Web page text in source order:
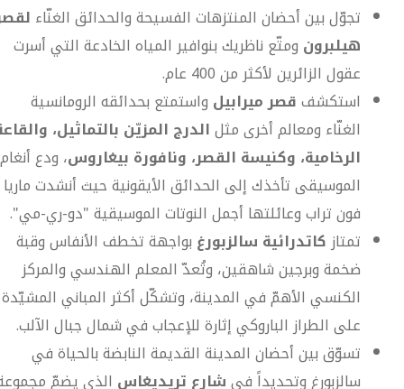
تجوّل بين أحضان المنتزهات الفسيحة والحدائق الغنّاء
هيلبرون ومتّع ناظريك بنوافير المياه الخادعة التي أسرت
عقول الزائرين لأكثر من 400 عام.
استكشفقصر ميرابيل واستمتع بحدائقه الرومانسية
الغنّاء ومعالم أخرى مثلالدرج المزيّن بالتماثيل،
الرخامية، وكنيسة القصر، ونافورة بيغاروس، ودع أنغام
الموسيقى تأخذك إلى الحدائق الأيقونية حيث أنشدت ماريا
فون تراب وعائلتها أجمل النوتات الموسيقية "دو-ري-مي".
تمتاز كاتدرائية سالزبورغ بواجهة تخطف الأنفاس وقبة
ضخمة وبرجين شاهقين، وتُعدّ المعلم الهندسي والمركز
الكنسي الأهمّ في المدينة، وتشكّل أكثر المباني المشيّدة
على الطراز الباروكي إثارة للإعجاب في شمال جبال الآلب.
تسوّق بين أحضان المدينة القديمة النابضة بالحياة في
سالزبورغ وتحديداً فيشارع تريديغاس الذي يضمّ